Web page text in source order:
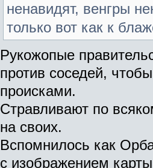
ненавидят, венгры
только вот как к
Рукожопые
против соседей,
происками.
Стравливают по
на своих.
Вспомнилось как
с изображением